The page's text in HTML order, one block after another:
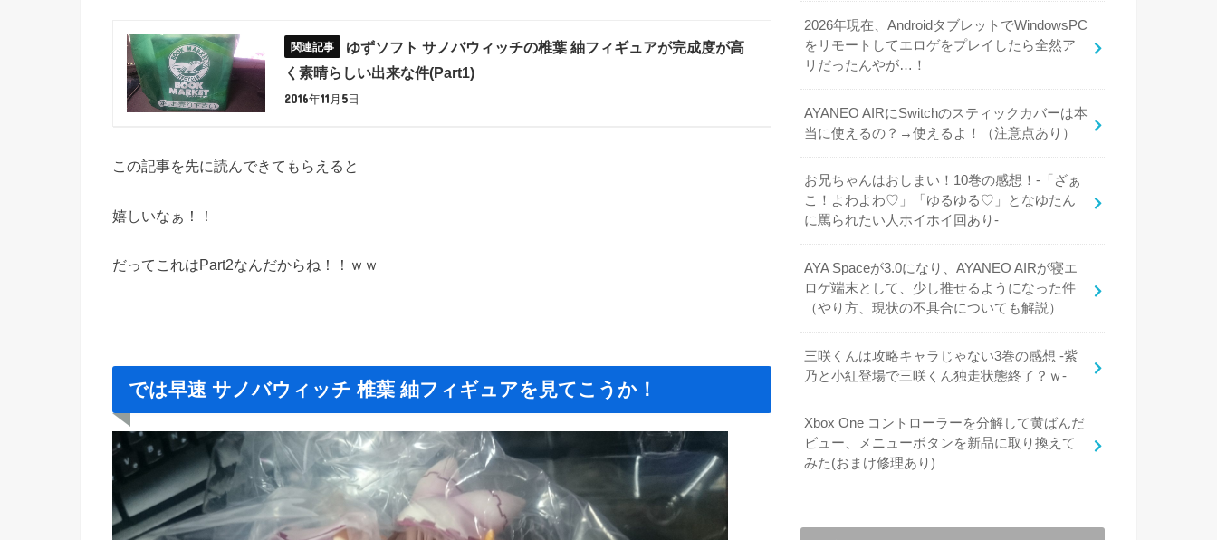
ゆずソフト サノバウィッチの椎葉 紬フィギュアが完成度が高
く素晴らしい出来な件(Part1)
2016年11月5日
この記事を先に読んできてもらえると
嬉しいなぁ！！
だってこれはPart2なんだからね！！ｗｗ
では早速 サノバウィッチ 椎葉 紬フィギュアを見てこうか！
2026年現在、AndroidタブレットでWindowsPC
をリモートしてエロゲをプレイしたら全然ア
リだったんやが…！
AYANEO AIRにSwitchのスティックカバーは本
当に使えるの？→使えるよ！（注意点あり）
お兄ちゃんはおしまい！10巻の感想！-「ざぁ
こ！よわよわ♡」「ゆるゆる♡」となゆたん
に罵られたい人ホイホイ回あり-
AYA Spaceが3.0になり、AYANEO AIRが寝エ
ロゲ端末として、少し推せるようになった件
（やり方、現状の不具合についても解説）
三咲くんは攻略キャラじゃない3巻の感想 -紫
乃と小紅登場で三咲くん独走状態終了？ｗ-
Xbox One コントローラーを分解して黄ばんだ
ビュー、メニューボタンを新品に取り換えて
みた(おまけ修理あり)